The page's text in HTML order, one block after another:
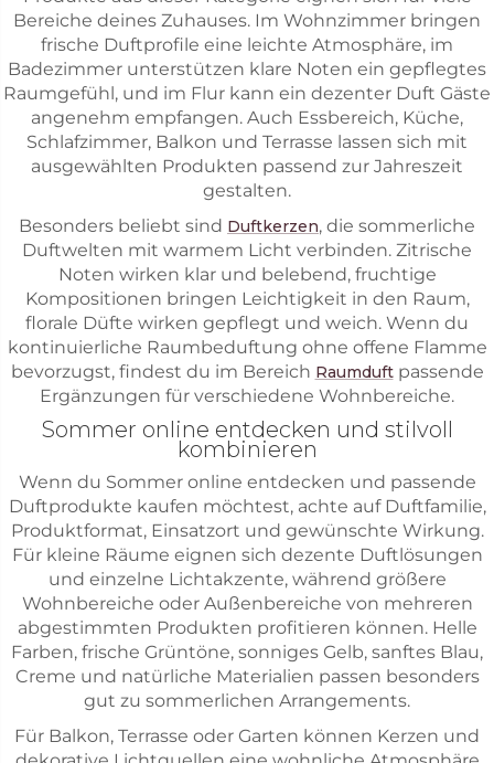
Bereiche deines Zuhauses. Im Wohnzimmer bringen
frische Duftprofile eine leichte Atmosphäre, im
Badezimmer unterstützen klare Noten ein gepflegtes
Raumgefühl, und im Flur kann ein dezenter Duft Gäste
angenehm empfangen. Auch Essbereich, Küche,
Schlafzimmer, Balkon und Terrasse lassen sich mit
ausgewählten Produkten passend zur Jahreszeit
gestalten.
Besonders beliebt sind Duftkerzen, die sommerliche
Duftwelten mit warmem Licht verbinden. Zitrische
Noten wirken klar und belebend, fruchtige
Kompositionen bringen Leichtigkeit in den Raum,
florale Düfte wirken gepflegt und weich. Wenn du
kontinuierliche Raumbeduftung ohne offene Flamme
bevorzugst, findest du im Bereich Raumduftpassende
Ergänzungen für verschiedene Wohnbereiche.
Sommer online entdecken und stilvoll
kombinieren
Wenn du Sommer online entdecken und passende
Duftprodukte kaufen möchtest, achte auf Duftfamilie,
Produktformat, Einsatzort und gewünschte Wirkung.
Für kleine Räume eignen sich dezente Duftlösungen
und einzelne Lichtakzente, während größere
Wohnbereiche oder Außenbereiche von mehreren
abgestimmten Produkten profitieren können. Helle
Farben, frische Grüntöne, sonniges Gelb, sanftes Blau,
Creme und natürliche Materialien passen besonders
gut zu sommerlichen Arrangements.
Für Balkon, Terrasse oder Garten können Kerzen und